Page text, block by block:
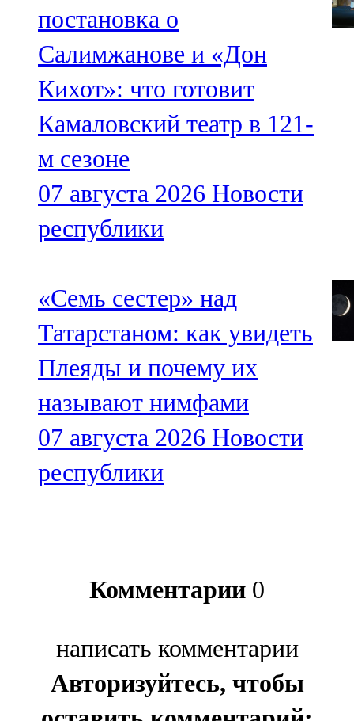
постановка о
Салимжанове и «Дон
Кихот»: что готовит
Камаловский театр в 121-
м сезоне
07 августа 2026 Новости
республики
«Семь сестер» над
Татарстаном: как увидеть
Плеяды и почему их
называют нимфами
07 августа 2026 Новости
республики
Комментарии 0
написать комментарии
Авторизуйтесь, чтобы